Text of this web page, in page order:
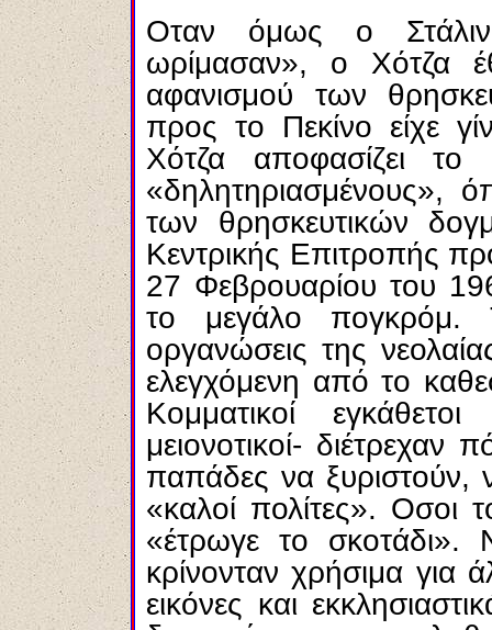
Οταν όμως ο Στάλιν
ωρίμασαν», ο Χότζα
αφανισμού των
προς το Πεκίνο είχε
Χότζα αποφασίζει
«δηλητηριασμένους»,
των θρησκευτικών
Κεντρικής Επιτροπής
27 Φεβρουαρίου του
το μεγάλο
οργανώσεις της
ελεγχόμενη από το
Κομματικοί
μειονοτικοί- διέτρεχαν
παπάδες να ξυριστούν,
«καλοί πολίτες». Οσοι
«έτρωγε το σκοτάδι».
κρίνονταν χρήσιμα για
εικόνες και